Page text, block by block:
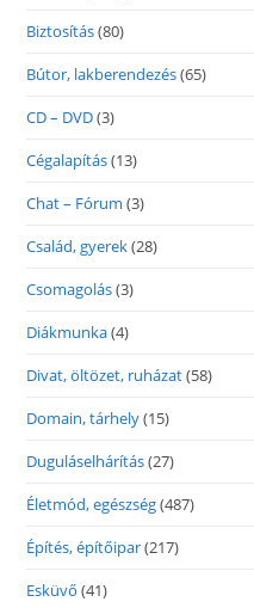
Biztosítás(80)
Bútor, lakberendezés(65)
CD – DVD(3)
Cégalapítás(13)
Chat – Fórum (3)
Család, gyerek(28)
Csomagolás(3)
Diákmunka(4)
Divat, öltözet, ruházat(58)
Domain, tárhely(15)
Duguláselhárítás(27)
Életmód, egészség(487)
Építés, építőipar(217)
Esküvő (41)